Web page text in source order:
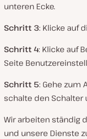
unteren Ecke.
Schritt 3: Klicke auf
Schritt 4: Klicke auf
Seite
Schritt 5: Gehe zum
schalte den Schalter
Wir arbeiten ständig
und unsere Dienste